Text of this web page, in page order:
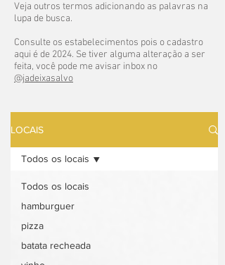
Veja outros termos adicionando as palavras na
lupa de busca.
Consulte os estabelecimentos pois o cadastro
aqui é de 2024. Se tiver alguma alteração a ser
feita, você pode me avisar inbox no
@jadeixasalvo
LOCAIS
Todos os locais
hamburguer
pizza
batata recheada
Todos os locais